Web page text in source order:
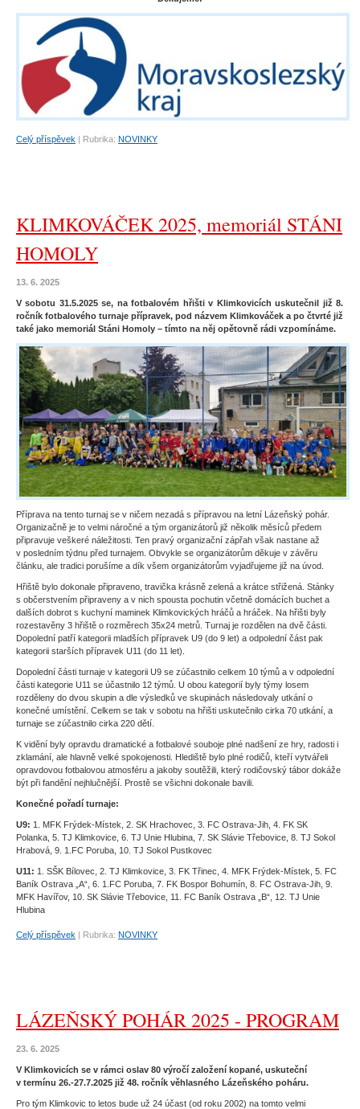
Celý příspěvek | Rubrika: NOVINKY
KLIMKOVÁČEK 2025, memoriál STÁNI
HOMOLY
13. 6. 2025
V sobotu 31.5.2025 se, na fotbalovém hřišti v Klimkovicích uskutečnil již 8.
ročník fotbalového turnaje přípravek, pod názvem Klimkováček a po čtvrté již
také jako memoriál Stáni Homoly – tímto na něj opětovně rádi vzpomínáme.
Příprava na tento turnaj se v ničem nezadá s přípravou na letní Lázeňský pohár.
Organizačně je to velmi náročné a tým organizátorů již několik měsíců předem
připravuje veškeré náležitosti. Ten pravý organizační zápřah však nastane až
v posledním týdnu před turnajem. Obvykle se organizátorům děkuje v závěru
článku, ale tradici porušíme a dík všem organizátorům vyjadřujeme již na úvod.
Hřiště bylo dokonale připraveno, travička krásně zelená a krátce střižená. Stánky
s občerstvením připraveny a v nich spousta pochutin včetně domácích buchet a
dalších dobrot s kuchyní maminek Klimkovických hráčů a hráček. Na hřišti byly
rozestavěny 3 hřiště o rozměrech 35x24 metrů. Turnaj je rozdělen na dvě části.
Dopolední patří kategorii mladších přípravek U9 (do 9 let) a odpolední část pak
kategorii starších přípravek U11 (do 11 let).
Dopolední části turnaje v kategorii U9 se zúčastnilo celkem 10 týmů a v odpolední
části kategorie U11 se účastnilo 12 týmů. U obou kategorií byly týmy losem
rozděleny do dvou skupin a dle výsledků ve skupinách následovaly utkání o
konečné umístění. Celkem se tak v sobotu na hřišti uskutečnilo cirka 70 utkání, a
turnaje se zúčastnilo cirka 220 dětí.
K vidění byly opravdu dramatické a fotbalové souboje plné nadšení ze hry, radosti i
zklamání, ale hlavně velké spokojenosti. Hlediště bylo plné rodičů, kteří vytvářeli
opravdovou fotbalovou atmosféru a jakoby soutěžili, který rodičovský tábor dokáže
být při fandění nejhlučnější. Prostě se všichni dokonale bavili.
Konečné pořadí turnaje:
U9: 1. MFK Frýdek-Místek, 2. SK Hrachovec, 3. FC Ostrava-Jih, 4. FK SK
Polanka, 5. TJ Klimkovice, 6. TJ Unie Hlubina, 7. SK Slávie Třebovice, 8. TJ Sokol
Hrabová, 9. 1.FC Poruba, 10. TJ Sokol Pustkovec
U11: 1. SŠK Bílovec, 2. TJ Klimkovice, 3. FK Třinec, 4. MFK Frýdek-Místek, 5. FC
Baník Ostrava „A“, 6. 1.FC Poruba, 7. FK Bospor Bohumín, 8. FC Ostrava-Jih, 9.
MFK Havířov, 10. SK Slávie Třebovice, 11. FC Baník Ostrava „B“, 12. TJ Unie
Hlubina
Celý příspěvek Rubrika: NOVINKY
LÁZEŇSKÝ POHÁR 2025 - PROGRAM
23. 6. 2025
V Klimkovicích se v rámci oslav 80 výročí založení kopané, uskuteční
v termínu 26.-27.7.2025 již 48. ročník věhlasného Lázeňského poháru.
Pro tým Klimkovic to letos bude už 24 účast (od roku 2002) na tomto velmi